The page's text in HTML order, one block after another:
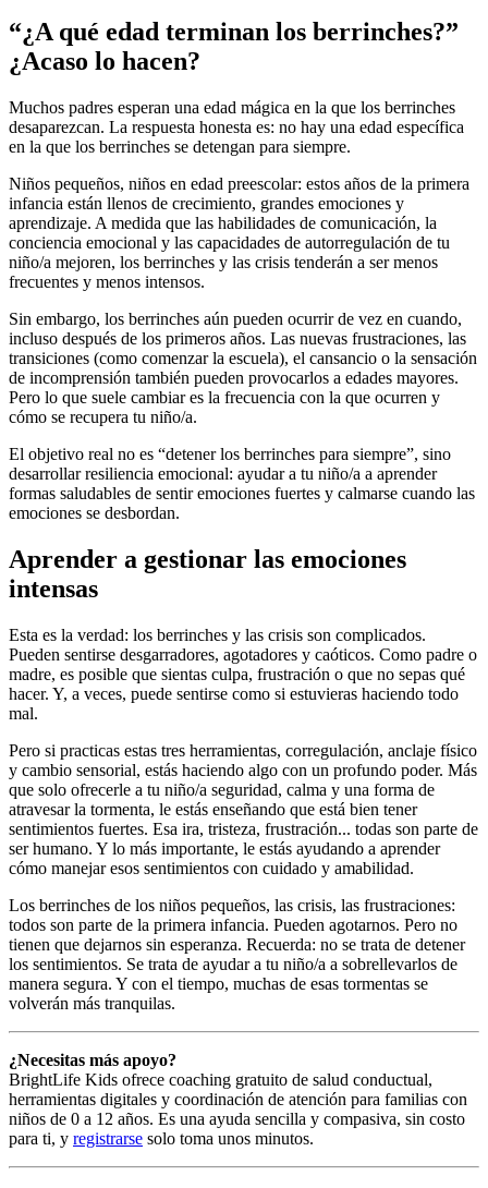
“¿A qué edad terminan los berrinches?”
¿Acaso lo hacen?
Muchos padres esperan una edad mágica en la que los berrinches
desaparezcan. La respuesta honesta es: no hay una edad específica
en la que los berrinches se detengan para siempre.
Niños pequeños, niños en edad preescolar: estos años de la primera
infancia están llenos de crecimiento, grandes emociones y
aprendizaje. A medida que las habilidades de comunicación, la
conciencia emocional y las capacidades de autorregulación de tu
niño/a mejoren, los berrinches y las crisis tenderán a ser menos
frecuentes y menos intensos.
Sin embargo, los berrinches aún pueden ocurrir de vez en cuando,
incluso después de los primeros años. Las nuevas frustraciones, las
transiciones (como comenzar la escuela), el cansancio o la sensación
de incomprensión también pueden provocarlos a edades mayores.
Pero lo que suele cambiar es la frecuencia con la que ocurren y
cómo se recupera tu niño/a.
El objetivo real no es “detener los berrinches para siempre”, sino
desarrollar resiliencia emocional: ayudar a tu niño/a a aprender
formas saludables de sentir emociones fuertes y calmarse cuando las
emociones se desbordan.
Aprender a gestionar las emociones
intensas
Esta es la verdad: los berrinches y las crisis son complicados.
Pueden sentirse desgarradores, agotadores y caóticos. Como padre o
madre, es posible que sientas culpa, frustración o que no sepas qué
hacer. Y, a veces, puede sentirse como si estuvieras haciendo todo
mal.
Pero si practicas estas tres herramientas, corregulación, anclaje físico
y cambio sensorial, estás haciendo algo con un profundo poder. Más
que solo ofrecerle a tu niño/a seguridad, calma y una forma de
atravesar la tormenta, le estás enseñando que está bien tener
sentimientos fuertes. Esa ira, tristeza, frustración... todas son parte de
ser humano. Y lo más importante, le estás ayudando a aprender
cómo manejar esos sentimientos con cuidado y amabilidad.
Los berrinches de los niños pequeños, las crisis, las frustraciones:
todos son parte de la primera infancia. Pueden agotarnos. Pero no
tienen que dejarnos sin esperanza. Recuerda: no se trata de detener
los sentimientos. Se trata de ayudar a tu niño/a a sobrellevarlos de
manera segura. Y con el tiempo, muchas de esas tormentas se
volverán más tranquilas.
¿Necesitas más apoyo?
BrightLife Kids ofrece coaching gratuito de salud conductual,
herramientas digitales y coordinación de atención para familias con
niños de 0 a 12 años. Es una ayuda sencilla y compasiva, sin costo
para ti, y registrarse solo toma unos minutos.